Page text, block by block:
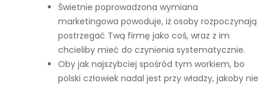
Świetnie poprowadzona wymiana
marketingowa powoduje, iż osoby rozpoczynają
postrzegać Twą firmę jako coś, wraz z im
chcieliby mieć do czynienia systematycznie.
Oby jak najszybciej spośród tym workiem, bo
polski człowiek nadal jest przy władzy, jakoby nie